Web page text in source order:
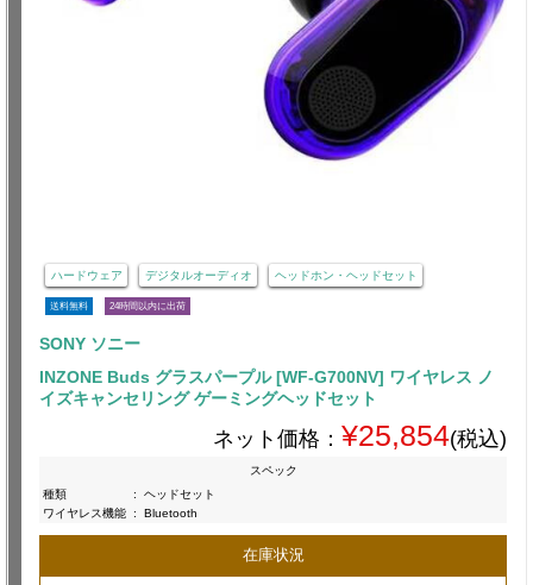
ハードウェア デジタルオーディオ ヘッドホン・ヘッドセット
送料無料 24時間以内に出荷
SONY ソニー
INZONE Buds グラスパープル [WF-G700NV] ワイヤレス ノ
イズキャンセリング ゲーミングヘッドセット
ネット価格： ¥25,854(税込)
スペック
種類
:
ヘッドセット
ワイヤレス機能 : Bluetooth
在庫状況